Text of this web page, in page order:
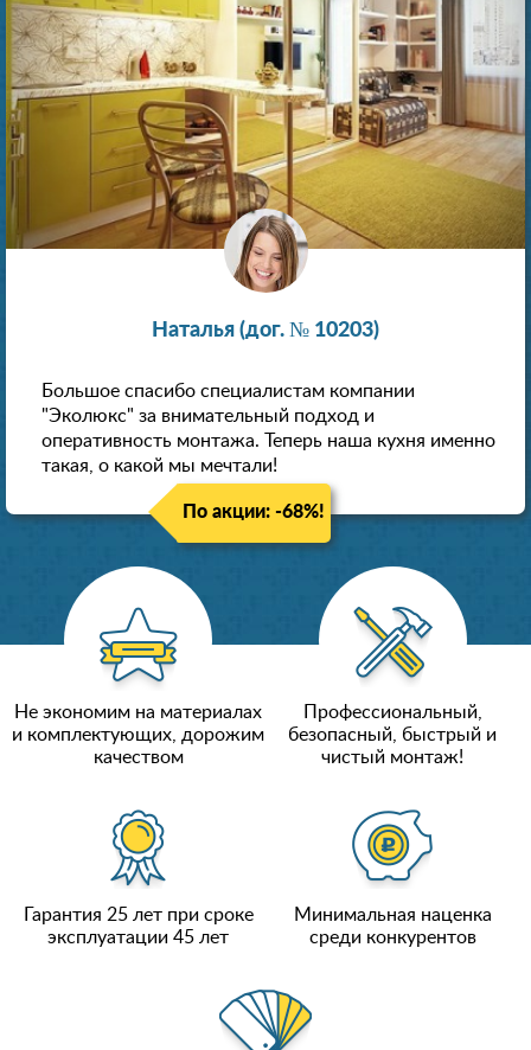
Наталья (дог. № 10203)
Большое спасибо специалистам компании
"Эколюкс" за внимательный подход и
оперативность монтажа. Теперь наша кухня именно
такая, о какой мы мечтали!
По акции: -68%!
Не экономим на материалах
и комплектующих, дорожим
качеством
Профессиональный,
безопасный, быстрый и
чистый монтаж!
Гарантия 25 лет при сроке
эксплуатации 45 лет
Минимальная наценка
среди конкурентов